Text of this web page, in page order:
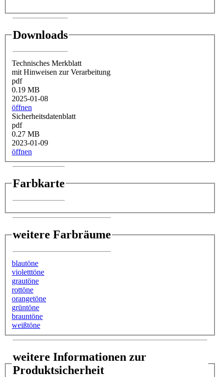
Downloads
Technisches Merkblatt
mit Hinweisen zur Verarbeitung
pdf
0.19 MB
2025-01-08
öffnen
Sicherheitsdatenblatt
pdf
0.27 MB
2023-01-09
öffnen
Farbkarte
weitere Farbräume
blautöne
violetttöne
grautöne
rottöne
orangetöne
grüntöne
brauntöne
weißtöne
weitere Informationen zur
Produktsicherheit